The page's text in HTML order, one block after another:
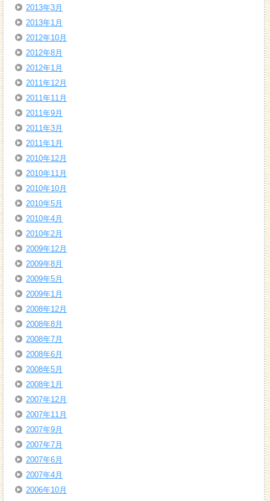
2013年3月
2013年1月
2012年10月
2012年8月
2012年1月
2011年12月
2011年11月
2011年9月
2011年3月
2011年1月
2010年12月
2010年11月
2010年10月
2010年5月
2010年4月
2010年2月
2009年12月
2009年8月
2009年5月
2009年1月
2008年12月
2008年8月
2008年7月
2008年6月
2008年5月
2008年1月
2007年12月
2007年11月
2007年9月
2007年7月
2007年6月
2007年4月
2006年10月